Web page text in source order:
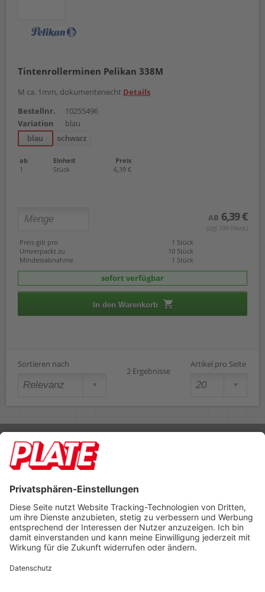
Tintenrollerminen Pelikan 338M
M ca. 1mm, dokumentenecht Details
Bestellnr.
10255496
Variation
blau
blau schwarz
ab Einheit
Preis
1
Stück 6,39 €
AB 6,39 €
(zzgl. 19% Mwst.)
Preis gilt pro
1 Stück
Umverpackt zu
10 Stück
Mindestabnahme
1 Stück
sofort verfügbar
In den Warenkorb
Sortieren nach
2 Ergebnisse
Artikel pro Seite
Rufen Sie uns an 04298 401-0
Lieferbedingungen Impressum
Footer anzeigen
PLATE Büromaterial Vertriebs GmbH
Hilligenwarf 5